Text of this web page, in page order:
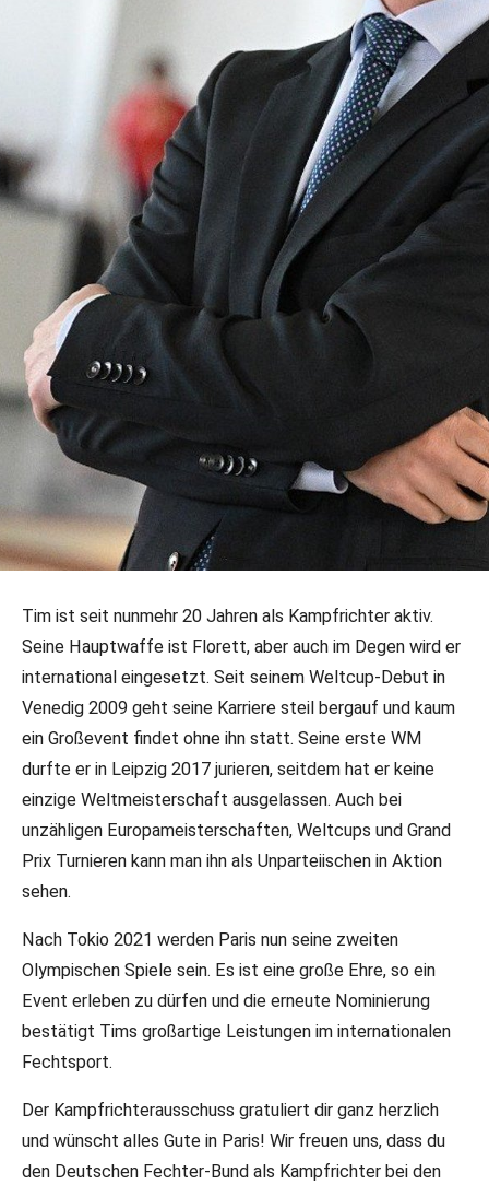
21.12.2023
Paris 2024: Tim Bardenhagen als
Kampfrichter für Olympia nominiert
Anfang Dezember wurden die Kampfrichter für die
Olympischen Spiele durch die FIE nominiert. Unter den 26
Auserwählten ist auch unser deutscher Kampfrichter Tim
Bardenhagen.
Tim ist seit nunmehr 20 Jahren als Kampfrichter aktiv.
Seine Hauptwaffe ist Florett, aber auch im Degen wird er
international eingesetzt. Seit seinem Weltcup-Debut in
Venedig 2009 geht seine Karriere steil bergauf und kaum
ein Großevent findet ohne ihn statt. Seine erste WM
durfte er in Leipzig 2017 jurieren, seitdem hat er keine
einzige Weltmeisterschaft ausgelassen. Auch bei
unzähligen Europameisterschaften, Weltcups und Grand
Prix Turnieren kann man ihn als Unparteiischen in Aktion
sehen.
Nach Tokio 2021 werden Paris nun seine zweiten
Olympischen Spiele sein. Es ist eine große Ehre, so ein
Event erleben zu dürfen und die erneute Nominierung
bestätigt Tims großartige Leistungen im internationalen
Fechtsport.
Der Kampfrichterausschuss gratuliert dir ganz herzlich
und wünscht alles Gute in Paris! Wir freuen uns, dass du
den Deutschen Fechter-Bund als Kampfrichter bei den